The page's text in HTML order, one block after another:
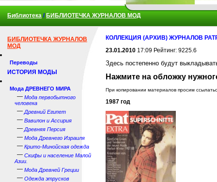
Библиотека / БИБЛИОТЕЧКА ЖУРНАЛОВ МОД
БИБЛИОТЕЧКА ЖУРНАЛОВ
МОД
Переводы
ИСТОРИЯ МОДЫ
Мода ДРЕВНЕГО МИРА
— Мода первобытного
человека
— Древний Египет
— Вавилон и Ассирия
— Древняя Персия
— Мода Древнего Израиля
— Крито-Минойская одежда
— Скифы и население Малой
Азии.
— Мода Древней Греции
— Одежда этрусков
КОЛЛЕКЦИЯ (АРХИВ) ЖУРНАЛОВ
23.01.2010 17:09 Рейтинг: 9225.6
Здесь постепенно будут
Нажмите на обложку
При копировании материалов просим
1987 год